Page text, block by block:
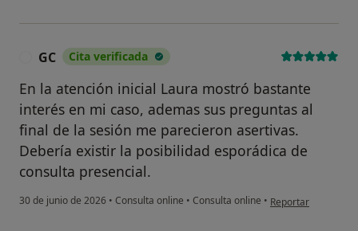
GC Cita verificada
En la atención inicial Laura mostró bastante
interés en mi caso, ademas sus preguntas al
final de la sesión me parecieron asertivas.
Debería existir la posibilidad esporádica de
consulta presencial.
30 de junio de 2026 • Consulta online • Consulta online • en opinión del
Reportar